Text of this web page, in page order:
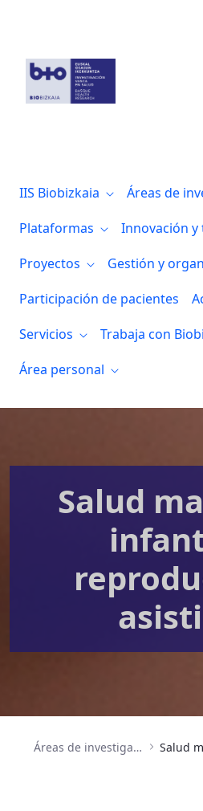
IIS Biobizkaia
Áreas de
Plataformas
Innovación
Proyectos
Gestión y
Participación de pacientes
Servicios
Trabaja con
Área personal
Salud
Áreas de investigación